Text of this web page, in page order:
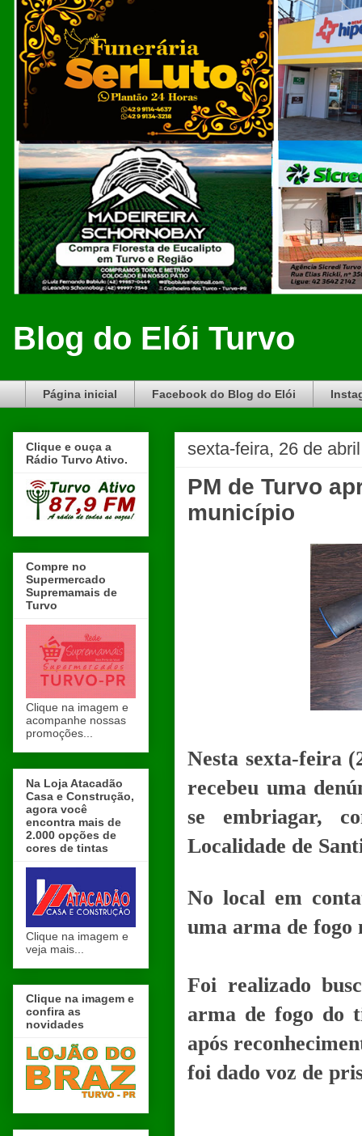
Blog do Elói Turvo
Página inicial Facebook do Blog do Elói
sexta-feira, 26 de
PM de Turvo
município
Nesta sexta-feira
recebeu uma
se embriagar,
Localidade de
No local em
uma arma de fogo
Foi realizado
arma de fogo do
após
foi dado voz de
Clique e ouça a
Rádio Turvo Ativo.
Compre no
Supermercado
Supremamais de
Turvo
Clique na imagem e
acompanhe nossas
promoções...
Na Loja Atacadão
Casa e Construção,
agora você
encontra mais de
2.000 opções de
cores de tintas
Clique na imagem e
veja mais...
Clique na imagem e
confira as
novidades